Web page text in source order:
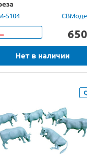
5104
650
Нет в наличии